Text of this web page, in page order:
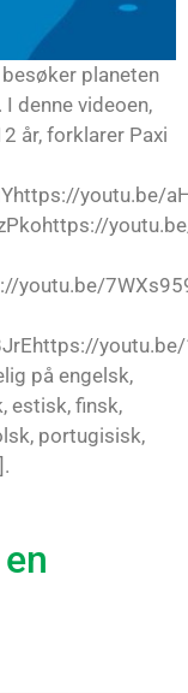
planeten
denne videoen,
år, forklarer Paxi
youtu.be/
youtu.be/
på engelsk,
estisk, finsk,
portugisisk,